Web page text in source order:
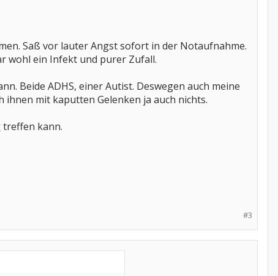
Saß vor lauter Angst sofort in der Notaufnahme.
wohl ein Infekt und purer Zufall.
Beide ADHS, einer Autist. Deswegen auch meine
mit kaputten Gelenken ja auch nichts.
treffen kann.
#3